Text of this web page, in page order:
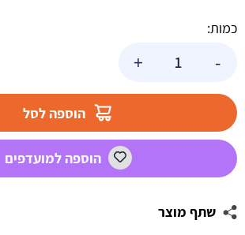
כמות:
-
2
+
הוספה לסל
הוספה למועדפים
שתף מוצר